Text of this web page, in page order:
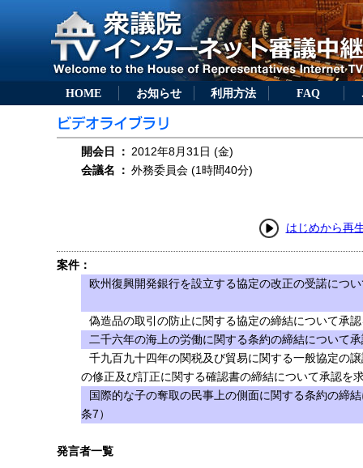
HOME お知らせ 利用方法 FAQ
開会日 ： 2012年8月31日 (金)
会議名
： 外務委員会 (1時間40分)
はじめから再
案件：
欧州復興開発銀行を設立する協定の改正の受諾につ
偽造品の取引の防止に関する協定の締結について承
二千六年の海上の労働に関する条約の締結について
千九百九十四年の関税及び貿易に関する一般協定の
の修正及び訂正に関する確認書の締結について承認を
国際的な子の奪取の民事上の側面に関する条約の締
条7）
発言者一覧